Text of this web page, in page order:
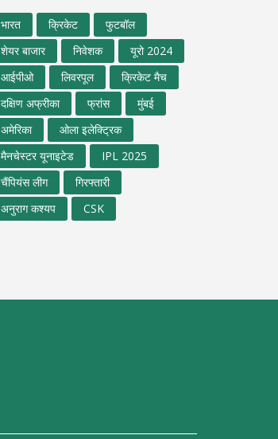
भारत क्रिकेट
फुटबॉल
शेयर बाजार
निवेशक
यूरो 2024
आईपीओ
लिवरपूल
क्रिकेट मैच
दक्षिण अफ्रीका
फ्रांस
मुंबई
अमेरिका
ओला इलेक्ट्रिक
मैनचेस्टर यूनाइटेड
IPL 2025
चैंपियंस लीग
गिरफ्तारी
अनुराग कश्यप
CSK